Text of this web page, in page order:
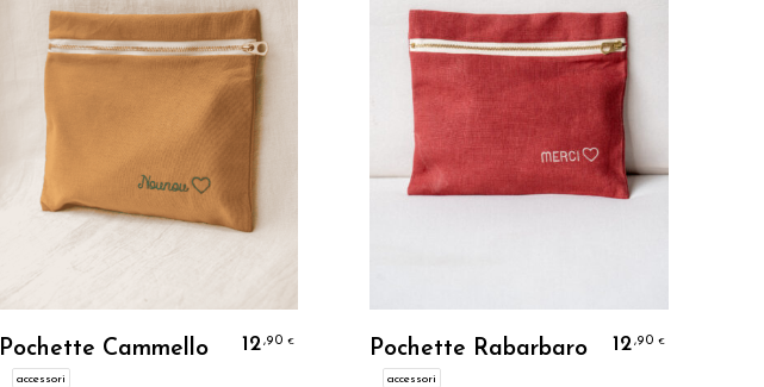
Personalizzo
Pochette Cammello
accessori
12,90 €
Personalizzo
Pochette Rabarbaro
accessori
12,90 €